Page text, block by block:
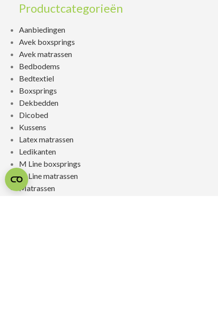
Productcategorieën
Aanbiedingen
Avek boxsprings
Avek matrassen
Bedbodems
Bedtextiel
Boxsprings
Dekbedden
Dicobed
Kussens
Latex matrassen
Ledikanten
M Line boxsprings
M Line matrassen
Matrassen